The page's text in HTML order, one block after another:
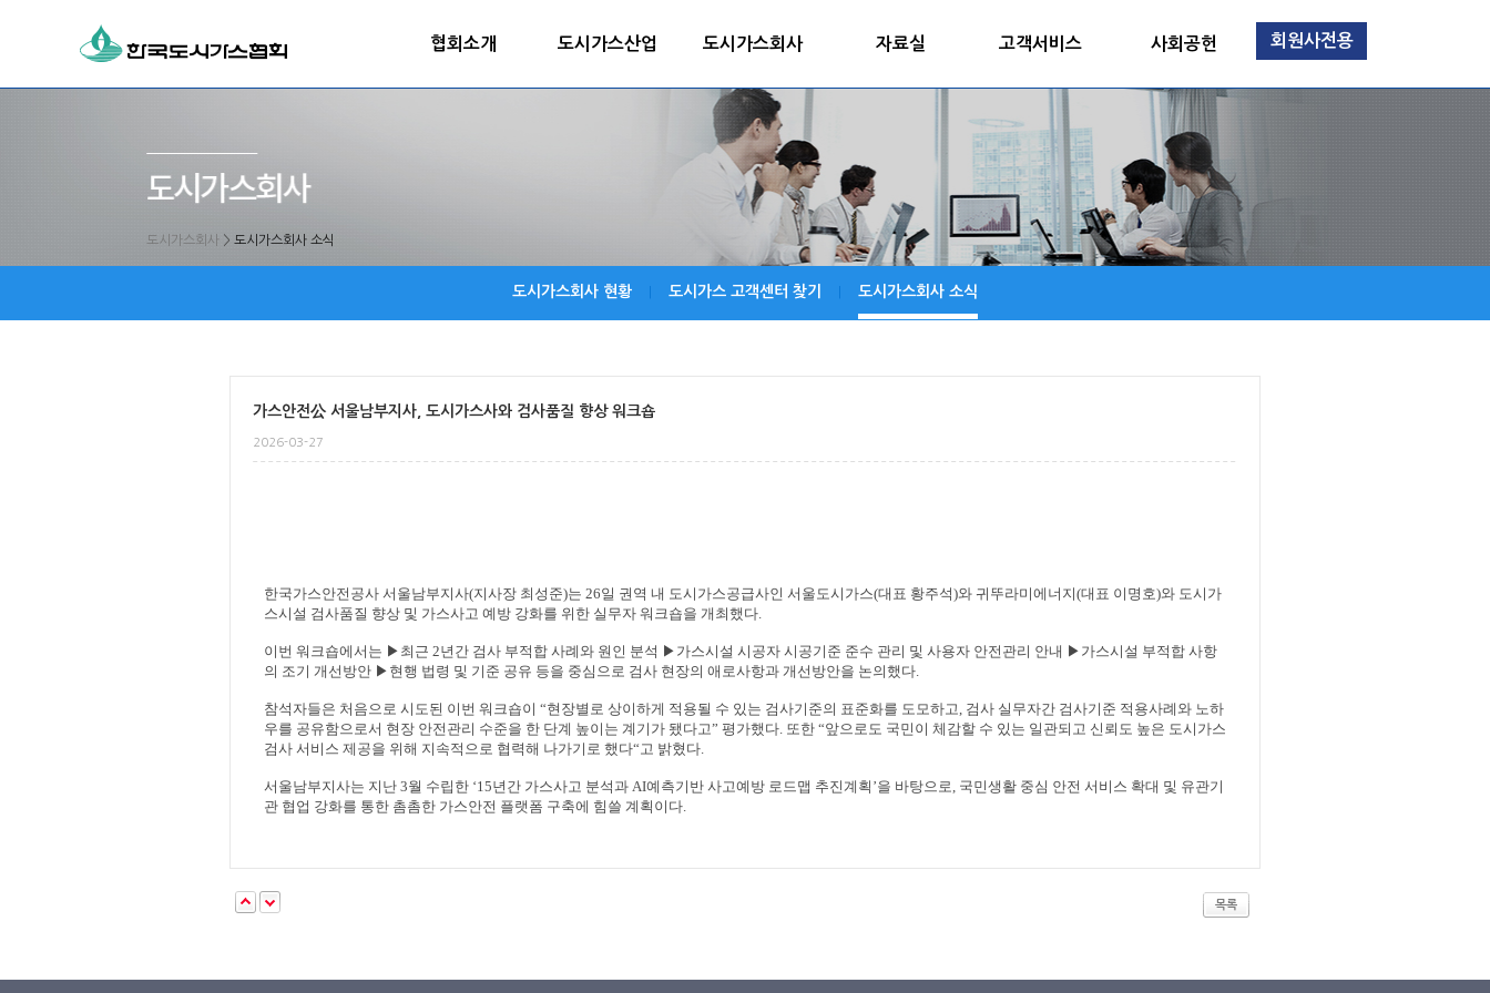
협회소개 도시가스산업 도시가스회사 자료실 고객서비스 사회공헌 회원사전용
도시가스회사 > 도시가스회사 소식
도시가스회사 현황 도시가스 고객센터 찾기 도시가스회사 소식
가스안전公 서울남부지사, 도시가스사와 검사품질 향상 워크숍
2026-03-27
한국가스안전공사 서울남부지사(지사장 최성준)는 26일 권역 내 도시가스공급사인 서울도시가스(대표 황주석)와 귀뚜라미에너지(대표 이명호)와 도시가
스시설 검사품질 향상 및 가스사고 예방 강화를 위한 실무자 워크숍을 개최했다.
이번 워크숍에서는 ▶ 최근 2년간 검사 부적합 사례와 원인 분석 ▶ 가스시설 시공자 시공기준 준수 관리 및 사용자 안전관리 안내 ▶ 가스시설 부적합 사항
의 조기 개선방안 ▶ 현행 법령 및 기준 공유 등을 중심으로 검사 현장의 애로사항과 개선방안을 논의했다.
참석자들은 처음으로 시도된 이번 워크숍이 “현장별로 상이하게 적용될 수 있는 검사기준의 표준화를 도모하고, 검사 실무자간 검사기준 적용사례와 노하
우를 공유함으로서 현장 안전관리 수준을 한 단계 높이는 계기가 됐다고” 평가했다. 또한 “앞으로도 국민이 체감할 수 있는 일관되고 신뢰도 높은 도시가스
검사 서비스 제공을 위해 지속적으로 협력해 나가기로 했다“고 밝혔다.
서울남부지사는 지난 3월 수립한 ‘15년간 가스사고 분석과 AI예측기반 사고예방 로드맵 추진계획 ’을 바탕으로, 국민생활 중심 안전 서비스 확대 및 유관기
관 협업 강화를 통한 촘촘한 가스안전 플랫폼 구축에 힘쓸 계획이다.
목록